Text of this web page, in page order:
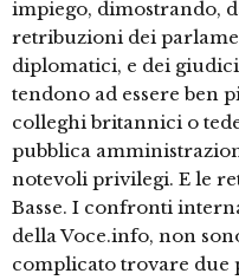
impiego, dimostrando,
retribuzioni dei
diplomatici, e dei
tendono ad essere ben
colleghi britannici o
pubblica
notevoli privilegi. E le
Basse. I confronti
della Voce.info, non
complicato trovare due